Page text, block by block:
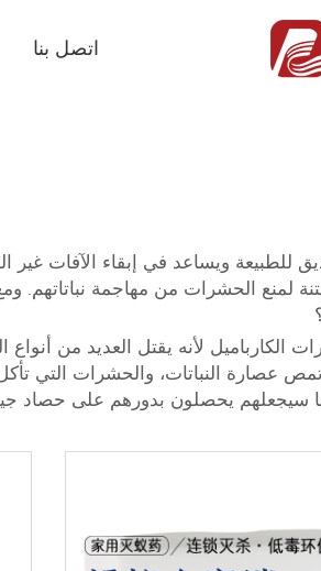
اتصل بنا
ويساعد في إبقاء الآفات غير
لمنع الحشرات من مهاجمة
الكارباميل لأنه يقتل العديد من
النباتات، والحشرات التي تأكل
سيجعلهم يحصلون بدورهم على حصاد